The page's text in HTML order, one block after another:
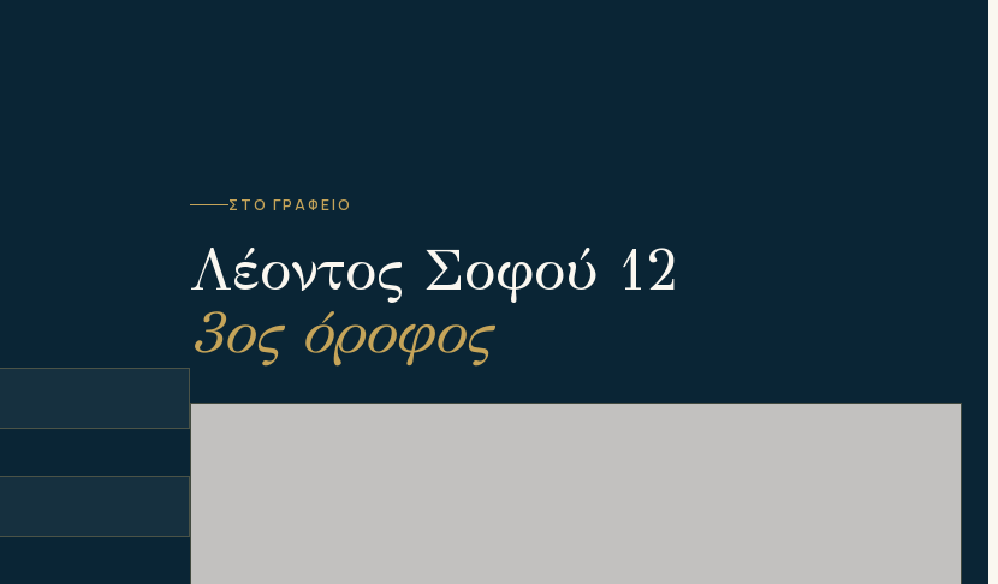
ΣΤΟ ΓΡΑΦΕΙΟ
Λέοντος Σοφού 12
3ος όροφος